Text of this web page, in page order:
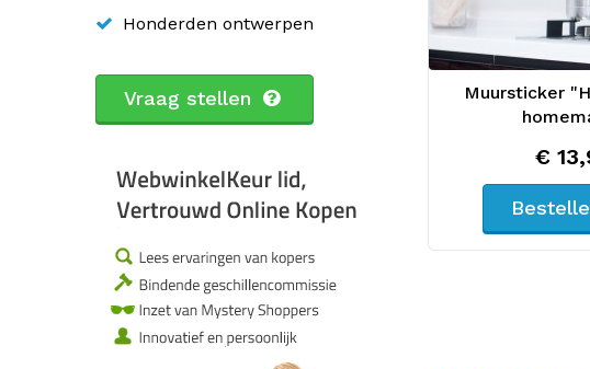
Muursticker
€
Honderden ontwerpen
Vraag stellen